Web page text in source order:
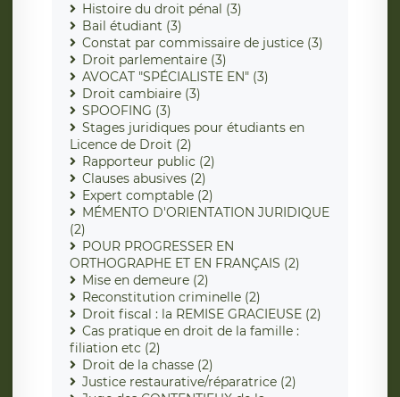
Histoire du droit pénal (3)
Bail étudiant (3)
Constat par commissaire de justice (3)
Droit parlementaire (3)
AVOCAT "SPÉCIALISTE EN" (3)
Droit cambiaire (3)
SPOOFING (3)
Stages juridiques pour étudiants en
Licence de Droit (2)
Rapporteur public (2)
Clauses abusives (2)
Expert comptable (2)
MÉMENTO D'ORIENTATION JURIDIQUE
(2)
POUR PROGRESSER EN
ORTHOGRAPHE ET EN FRANÇAIS (2)
Mise en demeure (2)
Reconstitution criminelle (2)
Droit fiscal : la REMISE GRACIEUSE (2)
Cas pratique en droit de la famille :
filiation etc (2)
Droit de la chasse (2)
Justice restaurative/réparatrice (2)